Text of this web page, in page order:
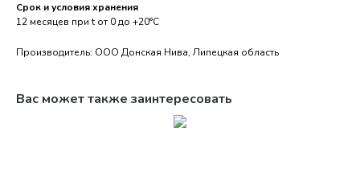
Срок и условия хранения
12 месяцев при t от 0 до +20°С
Производитель: ООО Донская Нива, Липецкая область
Вас может также заинтересовать